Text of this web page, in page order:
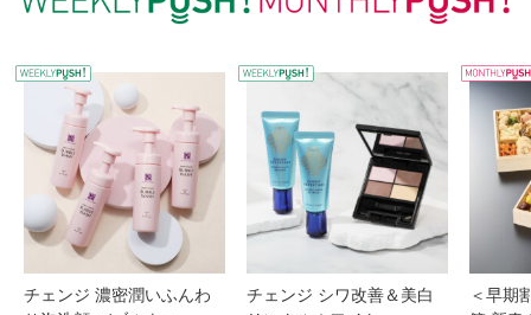
WEEKLY PUSH
チェンジ 濃密潤いふんわ
チェンジ シワ改善＆美白
＜早期